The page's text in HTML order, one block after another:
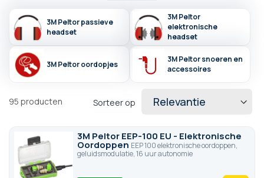
uw behoeften. Een professionele oorkappen biedt
dempingswaarden van 20 tot 38 dB en is compatibel met
professionele toepassingen die permanente communicatie in
lawaaiige omgevingen vereisen.
3M Peltor passieve
headset
3M Peltor
elektronische
headset
3M Peltor oordopjes
3M Peltor snoeren en
accessoires
95 producten Sorteer op
3M Peltor EEP-100 EU - Elektronische
Oordoppen EEP 100 elektronische oordoppen,
geluidsmodulatie, 16 uur autonomie